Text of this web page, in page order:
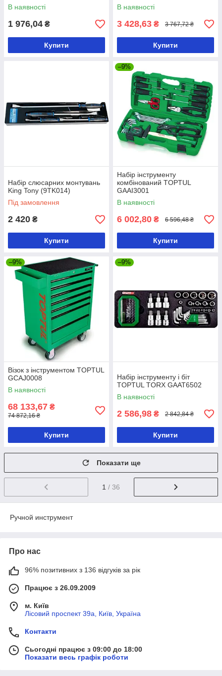
В наявності
1 976,04 ₴
Купити
В наявності
3 428,63 ₴ 3 767,72 ₴
Купити
Набір слюсарних монтувань
King Tony (9TK014)
Під замовлення
2 420 ₴
Купити
–9%
Набір інструменту
комбінований TOPTUL
GAAI3001
В наявності
6 002,80 ₴ 6 596,48 ₴
Купити
–9%
Візок з інструментом TOPTUL
GCAJ0008
В наявності
68 133,67 ₴
74 872,16 ₴
Купити
–9%
Набір інструменту і біт
TOPTUL TORX GAAT6502
В наявності
2 586,98 ₴ 2 842,84 ₴
Купити
Показати ще
1 / 36
Ручной инструмент
Про нас
96% позитивних з 136 відгуків за рік
Працює з 26.09.2009
м. Київ
Лісовий проспект 39а, Київ, Україна
Контакти
Сьогодні працює з 09:00 до 18:00
Показати весь графік роботи